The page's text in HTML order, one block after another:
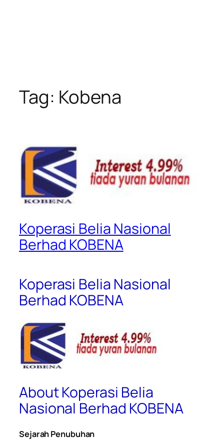
Tag: Kobena
Koperasi Belia Nasional
Berhad KOBENA
Koperasi Belia Nasional
Berhad KOBENA
About Koperasi Belia
Nasional Berhad KOBENA
Sejarah Penubuhan